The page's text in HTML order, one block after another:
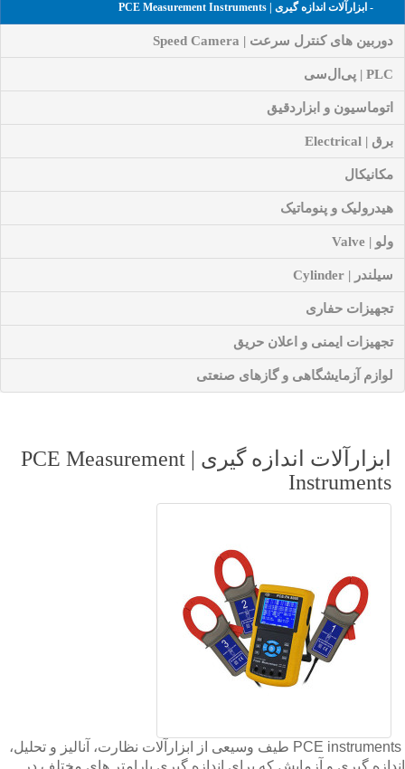
- ابزارآلات اندازه گیری | PCE Measurement Instruments
دوربین های کنترل سرعت | Speed Camera
PLC | پی‌ال‌سی
اتوماسیون و ابزاردقیق
برق | Electrical
مکانیکال
هیدرولیک و پنوماتیک
ولو | Valve
سیلندر | Cylinder
تجهیزات حفاری
تجهیزات ایمنی و اعلان حریق
لوازم آزمایشگاهی و گازهای صنعتی
ابزارآلات اندازه گیری | PCE Measurement
Instruments
PCE instruments طیف وسیعی از ابزارآلات نظارت، آنالیز و تحلیل،
اندازه گیری و آزمایش که برای اندازه گیری پارامتر های مختلف در